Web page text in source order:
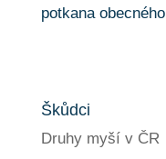
potkana
Škůdci
Druhy myší v ČR